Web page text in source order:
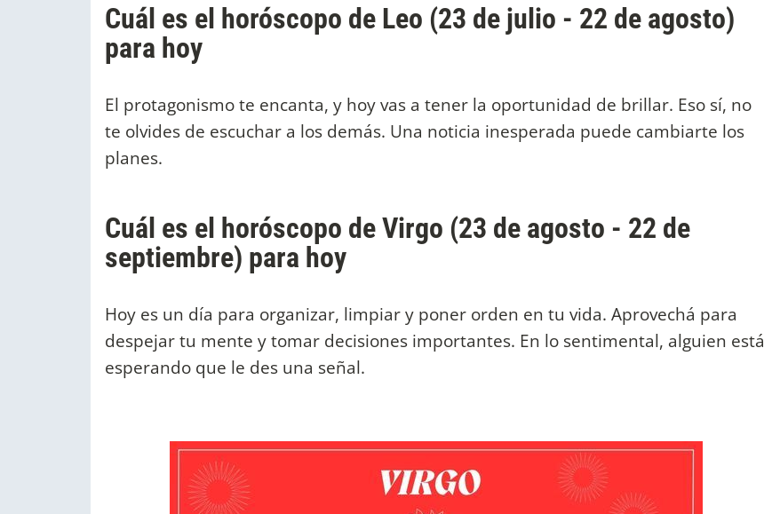
Cuál es el horóscopo de Leo (23 de julio - 22 de agosto)
para hoy
El protagonismo te encanta, y hoy vas a tener la oportunidad de brillar. Eso sí, no
te olvides de escuchar a los demás. Una noticia inesperada puede cambiarte los
planes.
Cuál es el horóscopo de Virgo (23 de agosto - 22 de
septiembre) para hoy
Hoy es un día para organizar, limpiar y poner orden en tu vida. Aprovechá para
despejar tu mente y tomar decisiones importantes. En lo sentimental, alguien está
esperando que le des una señal.